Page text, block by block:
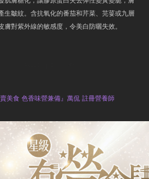
生皺紋。含抗氧化的番茄和芹菜、芫荽或九層
膚對紫外線的敏感度，令美白防曬失效。
美食 色香味營兼備』萬侃 註冊營養師